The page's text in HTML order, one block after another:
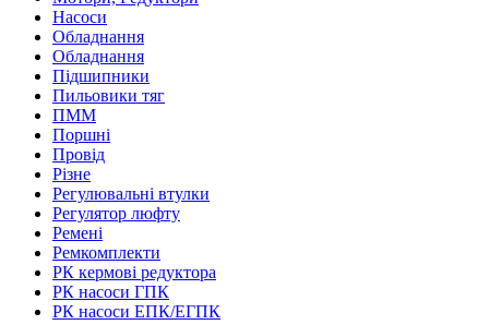
Насоси
Обладнання
Обладнання
Підшипники
Пильовики тяг
ПММ
Поршні
Провід
Різне
Регулювальні втулки
Регулятор люфту
Ремені
Ремкомплекти
РК кермові редуктора
РК насоси ГПК
РК насоси ЕПК/ЕГПК